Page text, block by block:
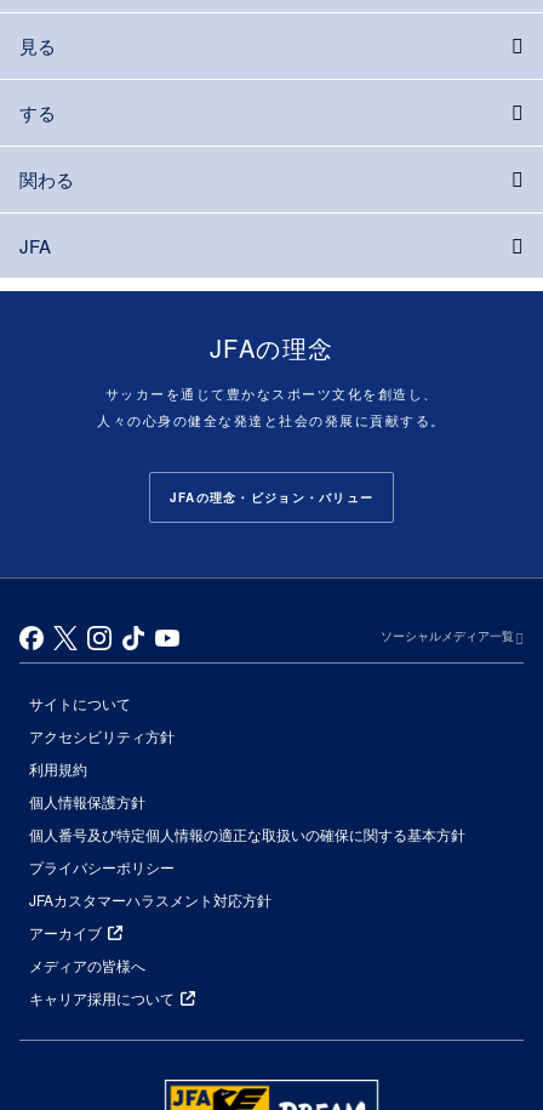
見る
する
関わる
JFA
JFAの理念
サッカーを通じて豊かなスポーツ文化を創造し、
人々の心身の健全な発達と社会の発展に貢献する。
JFAの理念・ビジョン・バリュー
ソーシャルメディア一覧
サイトについて
アクセシビリティ方針
利用規約
個人情報保護方針
個人番号及び特定個人情報の適正な取扱いの確保に関する基本方針
プライバシーポリシー
JFAカスタマーハラスメント対応方針
アーカイブ
メディアの皆様へ
キャリア採用について